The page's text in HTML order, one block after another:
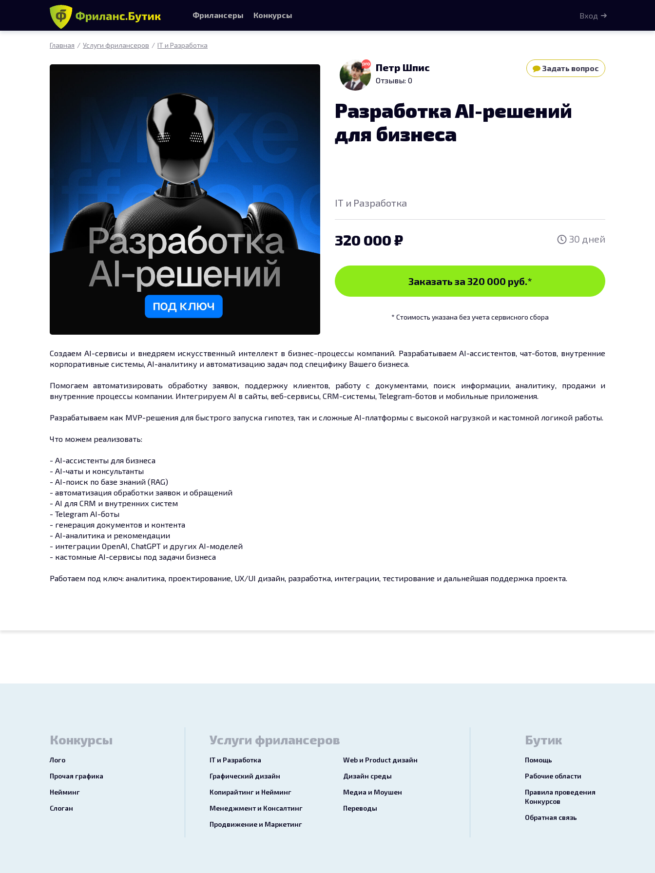
Главная Услуги фрилансеров IT и Разработка
Задать вопрос
Петр Шпис
Отзывы: 0
Разработка AI-решений
для бизнеса
IT и Разработка
320 000 30 дней
Заказать за 320 000 руб.*
* Стоимость указана без учета сервисного сбора
Создаем AI-сервисы и внедряем искусственный интеллект в бизнес-процессы компаний. Разрабатываем AI-ассистентов, чат-ботов, внутренние
корпоративные системы, AI-аналитику и автоматизацию задач под специфику Вашего бизнеса.
Помогаем автоматизировать обработку заявок, поддержку клиентов, работу с документами, поиск информации, аналитику, продажи и
внутренние процессы компании. Интегрируем AI в сайты, веб-сервисы, CRM-системы, Telegram-ботов и мобильные приложения.
Разрабатываем как MVP-решения для быстрого запуска гипотез, так и сложные AI-платформы с высокой нагрузкой и кастомной логикой работы.
Что можем реализовать:
- AI-ассистенты для бизнеса
- AI-чаты и консультанты
- AI-поиск по базе знаний (RAG)
- автоматизация обработки заявок и обращений
- AI для CRM и внутренних систем
- Telegram AI-боты
- генерация документов и контента
- AI-аналитика и рекомендации
- интеграции OpenAI, ChatGPT и других AI-моделей
- кастомные AI-сервисы под задачи бизнеса
Работаем под ключ: аналитика, проектирование, UX/UI дизайн, разработка, интеграции, тестирование и дальнейшая поддержка проекта.
Фрилансеры Конкурсы Вход
Конкурсы
Лого
Прочая графика
Нейминг
Слоган
Услуги фрилансеров
IT и Разработка
Web и Product дизайн
Графический дизайн
Дизайн среды
Копирайтинг и Нейминг
Медиа и Моушен
Менеджмент и Консалтинг
Переводы
Продвижение и Маркетинг
Бутик
Помощь
Рабочие области
Правила проведения
Конкурсов
Обратная связь